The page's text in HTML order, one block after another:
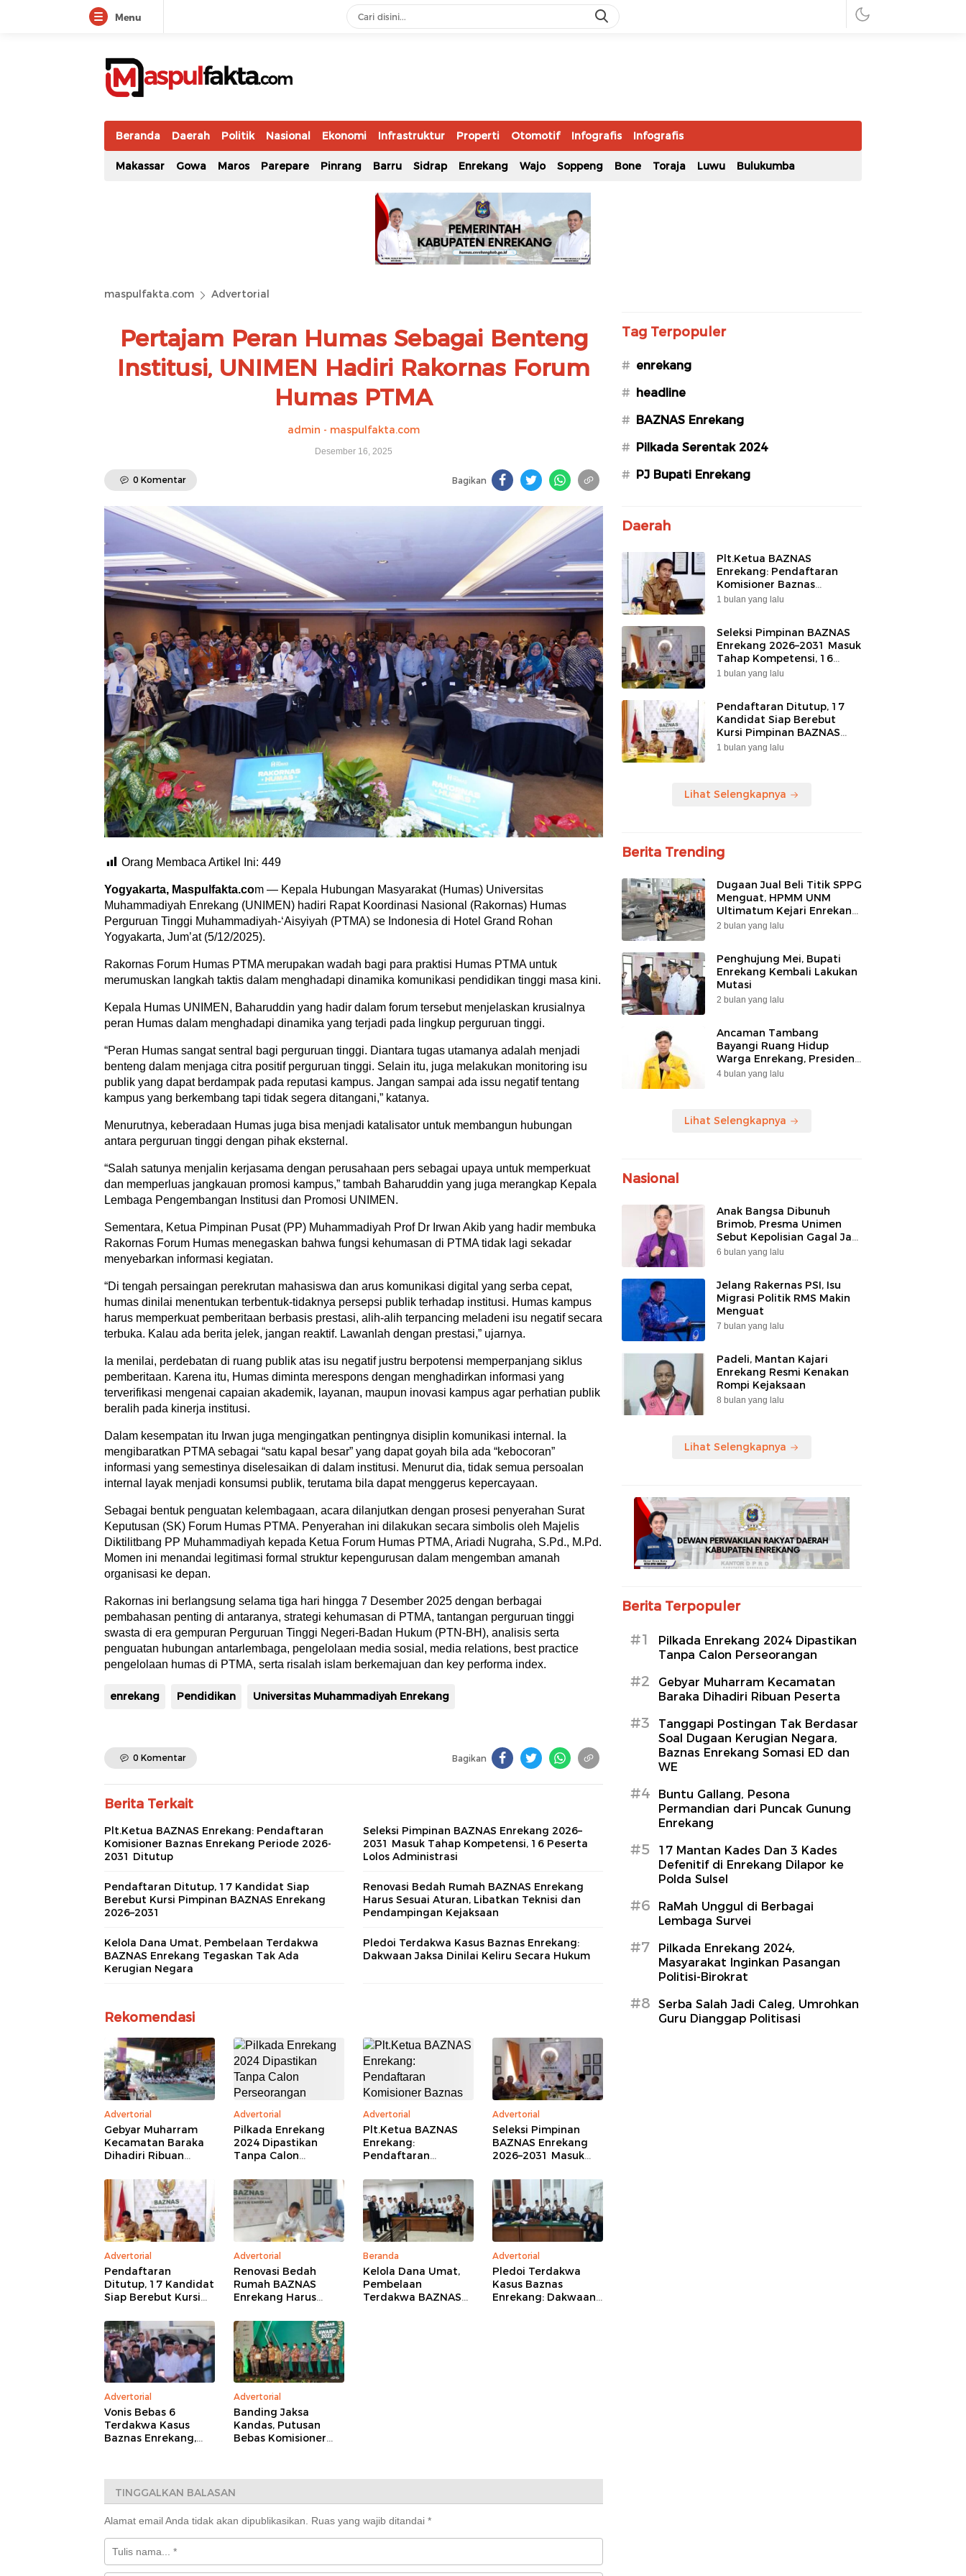
Menu
maspulfakta.com
Lokal Mendunia
Beranda Daerah Politik Nasional Ekonomi Infrastruktur Properti Otomotif Infografis Infografis
Makassar Gowa Maros Parepare Pinrang Barru Sidrap Enrekang Wajo Soppeng Bone Toraja Luwu Bulukumba
maspulfakta.com Advertorial
Pertajam Peran Humas Sebagai Benteng
Institusi, UNIMEN Hadiri Rakornas Forum
Humas PTMA
admin - maspulfakta.com
Desember 16, 2025
0 Komentar Bagikan
Orang Membaca Artikel Ini: 449
Yogyakarta, Maspulfakta.com — Kepala Hubungan Masyarakat (Humas) Universitas
Muhammadiyah Enrekang (UNIMEN) hadiri Rapat Koordinasi Nasional (Rakornas) Humas
Perguruan Tinggi Muhammadiyah-‘Aisyiyah (PTMA) se Indonesia di Hotel Grand Rohan
Yogyakarta, Jum’at (5/12/2025).
Rakornas Forum Humas PTMA merupakan wadah bagi para praktisi Humas PTMA untuk
merumuskan langkah taktis dalam menghadapi dinamika komunikasi pendidikan tinggi masa kini.
Kepala Humas UNIMEN, Baharuddin yang hadir dalam forum tersebut menjelaskan krusialnya
peran Humas dalam menghadapi dinamika yang terjadi pada lingkup perguruan tinggi.
“Peran Humas sangat sentral bagi perguruan tinggi. Diantara tugas utamanya adalah menjadi
benteng dalam menjaga citra positif perguruan tinggi. Selain itu, juga melakukan monitoring isu
publik yang dapat berdampak pada reputasi kampus. Jangan sampai ada issu negatif tentang
kampus yang berkembang tapi tidak segera ditangani,” katanya.
Menurutnya, keberadaan Humas juga bisa menjadi katalisator untuk membangun hubungan
antara perguruan tinggi dengan pihak eksternal.
“Salah satunya menjalin kerjasama dengan perusahaan pers sebagai upaya untuk memperkuat
dan memperluas jangkauan promosi kampus,” tambah Baharuddin yang juga merangkap Kepala
Lembaga Pengembangan Institusi dan Promosi UNIMEN.
Sementara, Ketua Pimpinan Pusat (PP) Muhammadiyah Prof Dr Irwan Akib yang hadir membuka
Rakornas Forum Humas menegaskan bahwa fungsi kehumasan di PTMA tidak lagi sekadar
menyebarkan informasi kegiatan.
“Di tengah persaingan perekrutan mahasiswa dan arus komunikasi digital yang serba cepat,
humas dinilai menentukan terbentuk-tidaknya persepsi publik terhadap institusi. Humas kampus
harus memperkuat pemberitaan berbasis prestasi, alih-alih terpancing meladeni isu negatif secara
terbuka. Kalau ada berita jelek, jangan reaktif. Lawanlah dengan prestasi,” ujarnya.
Ia menilai, perdebatan di ruang publik atas isu negatif justru berpotensi memperpanjang siklus
pemberitaan. Karena itu, Humas diminta merespons dengan menghadirkan informasi yang
terverifikasi mengenai capaian akademik, layanan, maupun inovasi kampus agar perhatian publik
beralih pada kinerja institusi.
Dalam kesempatan itu Irwan juga mengingatkan pentingnya disiplin komunikasi internal. Ia
mengibaratkan PTMA sebagai “satu kapal besar” yang dapat goyah bila ada “kebocoran”
informasi yang semestinya diselesaikan di dalam institusi. Menurut dia, tidak semua persoalan
internal layak menjadi konsumsi publik, terutama bila dapat menggerus kepercayaan.
Sebagai bentuk penguatan kelembagaan, acara dilanjutkan dengan prosesi penyerahan Surat
Keputusan (SK) Forum Humas PTMA. Penyerahan ini dilakukan secara simbolis oleh Majelis
Diktilitbang PP Muhammadiyah kepada Ketua Forum Humas PTMA, Ariadi Nugraha, S.Pd., M.Pd.
Momen ini menandai legitimasi formal struktur kepengurusan dalam mengemban amanah
organisasi ke depan.
Rakornas ini berlangsung selama tiga hari hingga 7 Desember 2025 dengan berbagai
pembahasan penting di antaranya, strategi kehumasan di PTMA, tantangan perguruan tinggi
swasta di era gempuran Perguruan Tinggi Negeri-Badan Hukum (PTN-BH), analisis serta
penguatan hubungan antarlembaga, pengelolaan media sosial, media relations, best practice
pengelolaan humas di PTMA, serta risalah islam berkemajuan dan key performa index.
enrekang Pendidikan Universitas Muhammadiyah Enrekang
0 Komentar Bagikan
Berita Terkait
Plt.Ketua BAZNAS Enrekang: Pendaftaran
Komisioner Baznas Enrekang Periode 2026-
2031 Ditutup
Seleksi Pimpinan BAZNAS Enrekang 2026–
2031 Masuk Tahap Kompetensi, 16 Peserta
Lolos Administrasi
Pendaftaran Ditutup, 17 Kandidat Siap
Berebut Kursi Pimpinan BAZNAS Enrekang
2026–2031
Renovasi Bedah Rumah BAZNAS Enrekang
Harus Sesuai Aturan, Libatkan Teknisi dan
Pendampingan Kejaksaan
Kelola Dana Umat, Pembelaan Terdakwa
BAZNAS Enrekang Tegaskan Tak Ada
Kerugian Negara
Pledoi Terdakwa Kasus Baznas Enrekang:
Dakwaan Jaksa Dinilai Keliru Secara Hukum
Rekomendasi
Advertorial
Gebyar Muharram
Kecamatan Baraka
Dihadiri Ribuan
Advertorial
Pilkada Enrekang
2024 Dipastikan
Tanpa Calon
Advertorial
Plt.Ketua BAZNAS
Enrekang:
Pendaftaran
Enrekang Periode
2026-2031 Ditutup
Advertorial
Seleksi Pimpinan
BAZNAS Enrekang
2026–2031 Masuk
16 Peserta Lolos
Administrasi
Advertorial
Pendaftaran
Ditutup, 17 Kandidat
Siap Berebut Kursi
Enrekang 2026–2031
Advertorial
Renovasi Bedah
Rumah BAZNAS
Enrekang Harus
Libatkan Teknisi dan
Pendampingan
Kejaksaan
Beranda
Kelola Dana Umat,
Pembelaan
Terdakwa BAZNAS
Advertorial
Pledoi Terdakwa
Kasus Baznas
Enrekang: Dakwaan
Advertorial
Vonis Bebas 6
Terdakwa Kasus
Baznas Enrekang,
III Eksaminasi
Pelapor-Penyidik
Advertorial
Banding Jaksa
Kandas, Putusan
Bebas Komisioner
TINGGALKAN BALASAN
Alamat email Anda tidak akan dipublikasikan. Ruas yang wajib ditandai *
Tag Terpopuler
# enrekang
# headline
# BAZNAS Enrekang
# Pilkada Serentak 2024
# PJ Bupati Enrekang
Daerah
Plt.Ketua BAZNAS
Enrekang: Pendaftaran
Komisioner Baznas
Enrekang Periode 2026-
1 bulan yang lalu
Seleksi Pimpinan BAZNAS
Enrekang 2026–2031 Masuk
Tahap Kompetensi, 16
Peserta Lolos Administrasi
1 bulan yang lalu
Pendaftaran Ditutup, 17
Kandidat Siap Berebut
Kursi Pimpinan BAZNAS
Enrekang 2026–2031
1 bulan yang lalu
Lihat Selengkapnya
Berita Trending
Dugaan Jual Beli Titik SPPG
Menguat, HPMM UNM
Ultimatum Kejari Enrekang
Tak Tutup Mata
2 bulan yang lalu
Penghujung Mei, Bupati
Enrekang Kembali Lakukan
Mutasi
2 bulan yang lalu
Ancaman Tambang
Bayangi Ruang Hidup
Warga Enrekang, Presiden
BEM FIP UNM Angkat
4 bulan yang lalu
Lihat Selengkapnya
Nasional
Anak Bangsa Dibunuh
Brimob, Presma Unimen
Sebut Kepolisian Gagal Jadi
Pengayom
6 bulan yang lalu
Jelang Rakernas PSI, Isu
Migrasi Politik RMS Makin
Menguat
7 bulan yang lalu
Padeli, Mantan Kajari
Enrekang Resmi Kenakan
Rompi Kejaksaan
8 bulan yang lalu
Lihat Selengkapnya
Berita Terpopuler
#1
Pilkada Enrekang 2024 Dipastikan
Tanpa Calon Perseorangan
#2
Gebyar Muharram Kecamatan
Baraka Dihadiri Ribuan Peserta
#3
Tanggapi Postingan Tak Berdasar
Soal Dugaan Kerugian Negara,
Baznas Enrekang Somasi ED dan
WE
#4
Buntu Gallang, Pesona
Permandian dari Puncak Gunung
Enrekang
#5
17 Mantan Kades Dan 3 Kades
Defenitif di Enrekang Dilapor ke
Polda Sulsel
#6
RaMah Unggul di Berbagai
Lembaga Survei
#7
Pilkada Enrekang 2024,
Masyarakat Inginkan Pasangan
Politisi-Birokrat
#8
Serba Salah Jadi Caleg, Umrohkan
Guru Dianggap Politisasi